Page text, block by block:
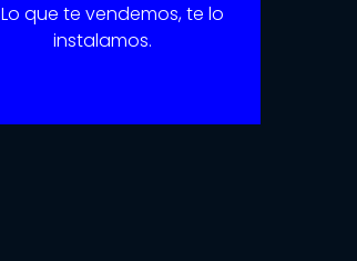
Lo que te vendemos, te lo
instalamos.